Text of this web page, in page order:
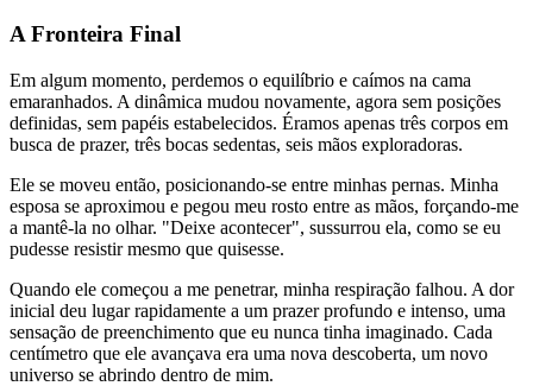
A Fronteira Final
Em algum momento, perdemos o equilíbrio e caímos na cama
emaranhados. A dinâmica mudou novamente, agora sem posições
definidas, sem papéis estabelecidos. Éramos apenas três corpos em
busca de prazer, três bocas sedentas, seis mãos exploradoras.
Ele se moveu então, posicionando-se entre minhas pernas. Minha
esposa se aproximou e pegou meu rosto entre as mãos, forçando-me
a mantê-la no olhar. "Deixe acontecer", sussurrou ela, como se eu
pudesse resistir mesmo que quisesse.
Quando ele começou a me penetrar, minha respiração falhou. A dor
inicial deu lugar rapidamente a um prazer profundo e intenso, uma
sensação de preenchimento que eu nunca tinha imaginado. Cada
centímetro que ele avançava era uma nova descoberta, um novo
universo se abrindo dentro de mim.